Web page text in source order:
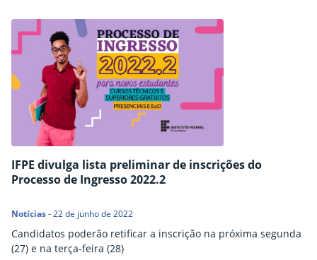
IFPE divulga lista preliminar de inscrições do
Processo de Ingresso 2022.2
Notícias-22 de junho de 2022
Candidatos poderão retificar a inscrição na próxima segunda
(27) e na terça-feira (28)